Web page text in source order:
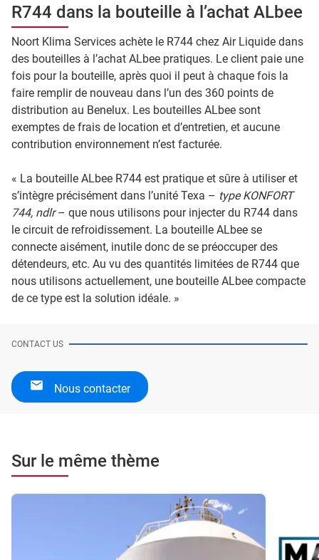
R744 dans la bouteille à l’achat ALbee
Noort Klima Services achète le R744 chez Air Liquide dans
des bouteilles à l’achat ALbee pratiques. Le client paie une
fois pour la bouteille, après quoi il peut à chaque fois la
faire remplir de nouveau dans l’un des 360 points de
distribution au Benelux. Les bouteilles ALbee sont
exemptes de frais de location et d’entretien, et aucune
contribution environnement n’est facturée.
« La bouteille ALbee R744 est pratique et sûre à utiliser et
s’intègre précisément dans l’unité Texa – type KONFORT
744, ndlr– que nous utilisons pour injecter du R744 dans
le circuit de refroidissement. La bouteille ALbee se
connecte aisément, inutile donc de se préoccuper des
détendeurs, etc. Au vu des quantités limitées de R744 que
nous utilisons actuellement, une bouteille ALbee compacte
de ce type est la solution idéale. »
CONTACT US
Nous contacter
Sur le même thème